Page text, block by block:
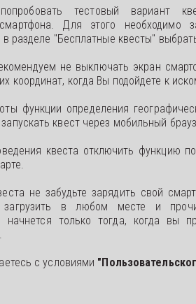
тестовый вариант
Для этого необходимо
разделе "Бесплатные квесты"
не выключать экран
координат, когда Вы подойдете к
функции определения
квест через мобильный
квеста отключить функцию
не забудьте зарядить свой
в любом месте и
начнется только тогда, когда вы
с условиями